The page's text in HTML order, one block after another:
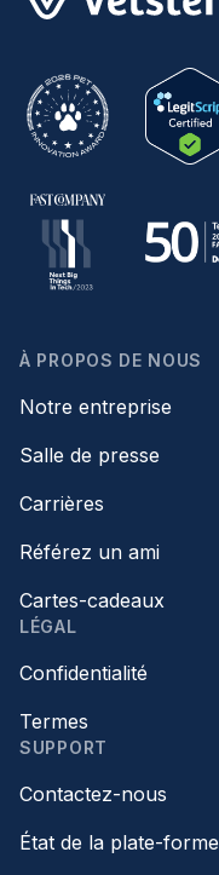
À PROPOS DE NOUS
Notre entreprise
Salle de presse
Carrières
Référez un ami
Cartes-cadeaux
LÉGAL
Confidentialité
Termes
SUPPORT
Contactez-nous
État de la plate-forme